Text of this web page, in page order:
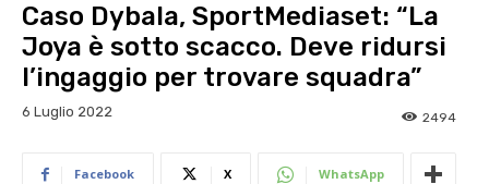
Caso Dybala, SportMediaset: “La
Joya è sotto scacco. Deve ridursi
l’ingaggio per trovare squadra”
6 Luglio 2022 2494
Facebook X WhatsApp